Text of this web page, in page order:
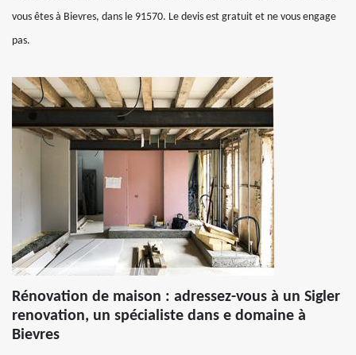
vous êtes à Bievres, dans le 91570. Le devis est gratuit et ne vous engage
pas.
Rénovation de maison : adressez-vous à un Sigler
renovation, un spécialiste dans e domaine à
Bievres